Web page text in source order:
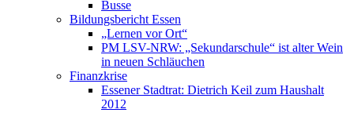
Busse
Bildungsbericht Essen
„Lernen vor Ort“
PM LSV-NRW: „Sekundarschule“ ist alter Wein
in neuen Schläuchen
Finanzkrise
Essener Stadtrat: Dietrich Keil zum Haushalt
2012